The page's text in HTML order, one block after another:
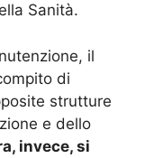
Sanità.
il
di
strutture
e dello
invece, si